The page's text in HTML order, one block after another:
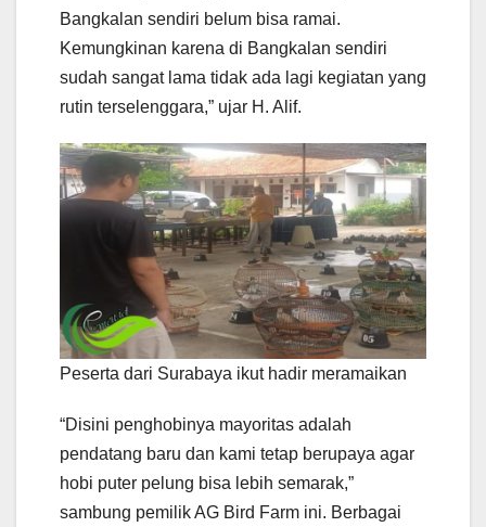
Bangkalan sendiri belum bisa ramai.
Kemungkinan karena di Bangkalan sendiri
sudah sangat lama tidak ada lagi kegiatan yang
rutin terselenggara,” ujar H. Alif.
Peserta dari Surabaya ikut hadir meramaikan
“Disini penghobinya mayoritas adalah
pendatang baru dan kami tetap berupaya agar
hobi puter pelung bisa lebih semarak,”
sambung pemilik AG Bird Farm ini. Berbagai